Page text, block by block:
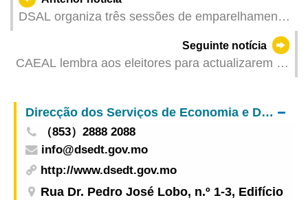
DSAL organiza três sessões de emparelhamento
no início de Junho, com oferta de 219 vagas de
Seguinte notícia
CAEAL lembra aos eleitores para actualizarem o
Direcção dos Serviços de Economia e Desenvolvimento Tecnológico
（853）2888 2088
info@dsedt.gov.mo
http://www.dsedt.gov.mo
Rua Dr. Pedro José Lobo, n.º 1-3, Edifício